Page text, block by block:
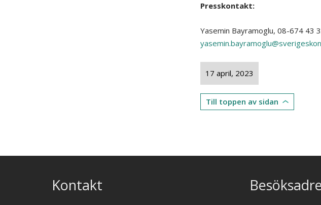
Presskontakt:
Yasemin Bayramoglu, 08-674 43
17 april, 2023
Till toppen av sidan
Kontakt